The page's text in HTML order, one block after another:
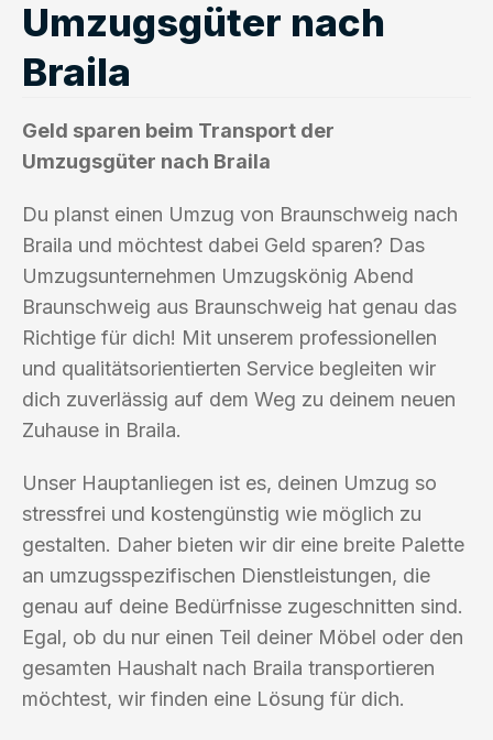
Umzugsgüter nach
Braila
Geld sparen beim Transport der
Umzugsgüter nach Braila
Du planst einen Umzug von Braunschweig nach
Braila und möchtest dabei Geld sparen? Das
Umzugsunternehmen Umzugskönig Abend
Braunschweig aus Braunschweig hat genau das
Richtige für dich! Mit unserem professionellen
und qualitätsorientierten Service begleiten wir
dich zuverlässig auf dem Weg zu deinem neuen
Zuhause in Braila.
Unser Hauptanliegen ist es, deinen Umzug so
stressfrei und kostengünstig wie möglich zu
gestalten. Daher bieten wir dir eine breite Palette
an umzugsspezifischen Dienstleistungen, die
genau auf deine Bedürfnisse zugeschnitten sind.
Egal, ob du nur einen Teil deiner Möbel oder den
gesamten Haushalt nach Braila transportieren
möchtest, wir finden eine Lösung für dich.